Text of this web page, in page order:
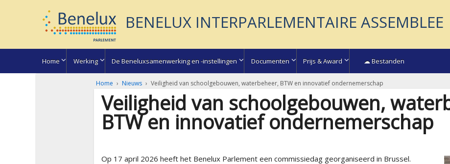
BENELUX INTERPARLEMENTAIRE ASSEMBLEE
Home Werking De Beneluxsamenwerking en -instellingen Documenten Prijs & Award ☁ Bestanden
Home › Nieuws › Veiligheid van schoolgebouwen, waterbeheer, BTW en innovatief ondernemerschap
Veiligheid van schoolgebouwen,
BTW en innovatief ondernemerschap
Op 17 april 2026 heeft het Benelux Parlement een commissiedag georganiseerd in Brussel.